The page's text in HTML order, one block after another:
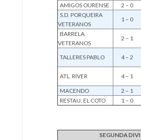
AMIGOS OURENSE
2 – 0
S.D. PORQUEIRA
VETERANOS
1 – 0
BARRELA
VETERANOS
2 – 1
TALLERES PABLO 4 – 2
ATL. RIVER
4 – 1
MACENDO
2 – 1
RESTAU. EL COTO
1 – 0
SEGUNDA